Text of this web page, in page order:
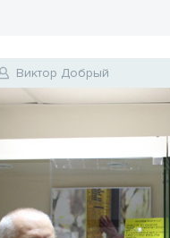
Виктор Добрый